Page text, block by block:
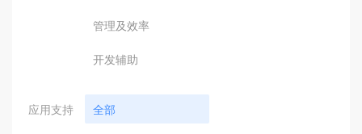
管理及效率
开发辅助
应用支持 全部